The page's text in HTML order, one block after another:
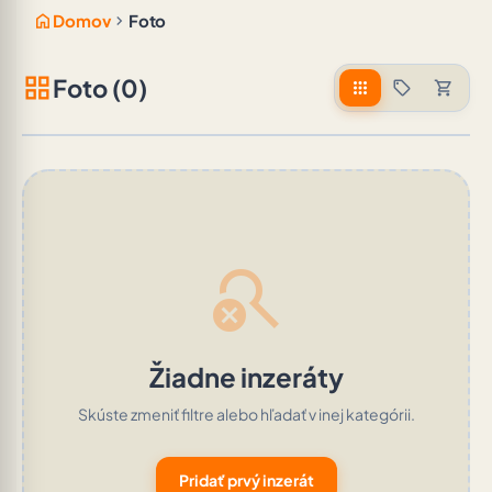
home Domov chevron_right Foto
grid_viewFoto (0) apps sell shopping_cart
search_off
Žiadne inzeráty
Skúste zmeniť filtre alebo hľadať v inej kategórii.
Pridať prvý inzerát